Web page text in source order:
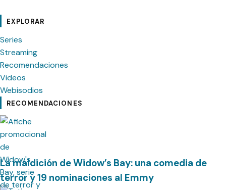
EXPLORAR
Series
Streaming
Recomendaciones
Videos
Webisodios
RECOMENDACIONES
La maldición de Widow’s Bay: una comedia de
terror y 19 nominaciones al Emmy